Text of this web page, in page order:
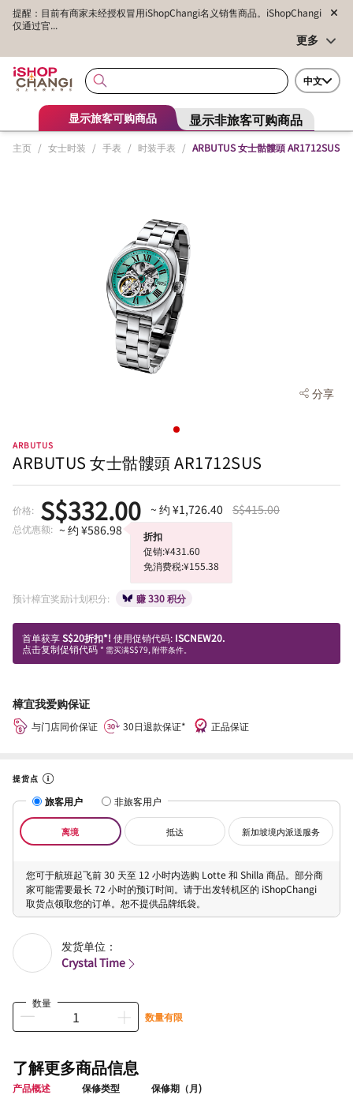
提醒：目前有商家未经授权冒用iShopChangi名义销售商品。iShopChangi
仅通过官...
更多
中文
显示旅客可购商品 显示非旅客可购商品
主页 / 女士时装 / 手表 / 时装手表 / ARBUTUS 女士骷髏頭 AR1712SUS
分享
ARBUTUS
ARBUTUS 女士骷髏頭 AR1712SUS
价格: S$332.00 ~ 约 ¥1,726.40 S$415.00
总优惠额: ~ 约 ¥586.98
折扣
促销:¥431.60
免消费税:¥155.38
预计樟宜奖励计划积分: 赚 330 积分
首单获享S$20折扣*! 使用促销代码: ISCNEW20.
点击复制促销代码 * 需买满S$79, 附带条件。
樟宜我爱购保证
与门店同价保证 30日退款保证* 正品保证
提货点
旅客用户 非旅客用户
离境 抵达 新加坡境内派送服务
您可于航班起飞前 30 天至 12 小时内选购 Lotte 和 Shilla 商品。部分商
家可能需要最长 72 小时的预订时间。请于出发转机区的 iShopChangi
取货点领取您的订单。恕不提供品牌纸袋。
发货单位：
Crystal Time
数量
数量有限
了解更多商品信息
产品概述 保修类型 保修期（月)